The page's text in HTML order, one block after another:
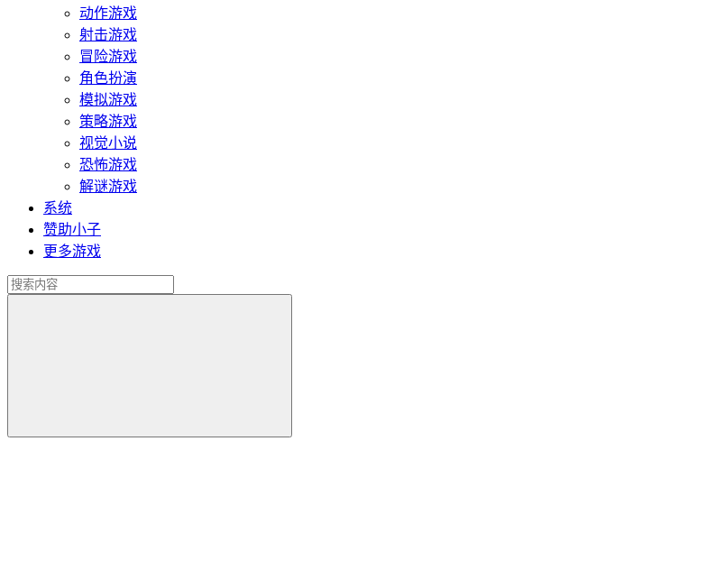
动作游戏
射击游戏
冒险游戏
角色扮演
模拟游戏
策略游戏
视觉小说
恐怖游戏
解谜游戏
系统
赞助小子
更多游戏